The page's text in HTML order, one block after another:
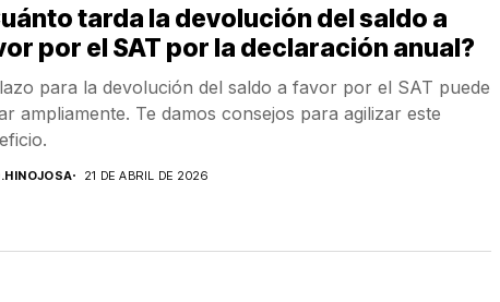
tarda la devolución del saldo a
por el SAT por la declaración anual?
para la devolución del saldo a favor por el SAT puede
ampliamente. Te damos consejos para agilizar este
21 DE ABRIL DE 2026